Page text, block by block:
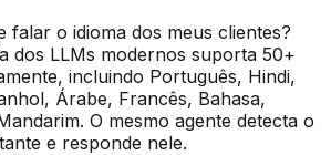
falar o idioma dos meus clientes?
dos LLMs modernos suporta 50+
incluindo Português, Hindi,
Árabe, Francês, Bahasa,
O mesmo agente detecta o
e responde nele.